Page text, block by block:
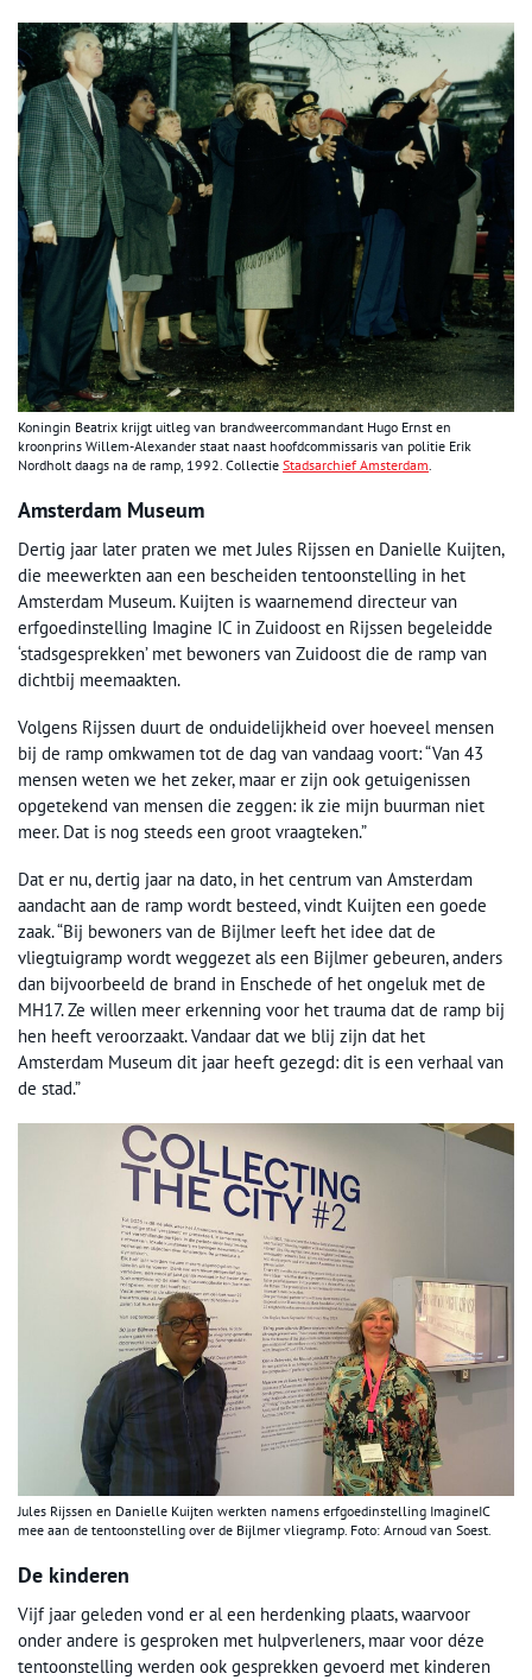
Koningin Beatrix krijgt uitleg van brandweercommandant Hugo Ernst en
kroonprins Willem-Alexander staat naast hoofdcommissaris van politie Erik
Nordholt daags na de ramp, 1992. Collectie Stadsarchief Amsterdam.
Amsterdam Museum
Dertig jaar later praten we met Jules Rijssen en Danielle Kuijten,
die meewerkten aan een bescheiden tentoonstelling in het
Amsterdam Museum. Kuijten is waarnemend directeur van
erfgoedinstelling Imagine IC in Zuidoost en Rijssen begeleidde
‘stadsgesprekken’ met bewoners van Zuidoost die de ramp van
dichtbij meemaakten.
Volgens Rijssen duurt de onduidelijkheid over hoeveel mensen
bij de ramp omkwamen tot de dag van vandaag voort: “Van 43
mensen weten we het zeker, maar er zijn ook getuigenissen
opgetekend van mensen die zeggen: ik zie mijn buurman niet
meer. Dat is nog steeds een groot vraagteken.”
Dat er nu, dertig jaar na dato, in het centrum van Amsterdam
aandacht aan de ramp wordt besteed, vindt Kuijten een goede
zaak. “Bij bewoners van de Bijlmer leeft het idee dat de
vliegtuigramp wordt weggezet als een Bijlmer gebeuren, anders
dan bijvoorbeeld de brand in Enschede of het ongeluk met de
MH17. Ze willen meer erkenning voor het trauma dat de ramp bij
hen heeft veroorzaakt. Vandaar dat we blij zijn dat het
Amsterdam Museum dit jaar heeft gezegd: dit is een verhaal van
de stad.”
Jules Rijssen en Danielle Kuijten werkten namens erfgoedinstelling ImagineIC
mee aan de tentoonstelling over de Bijlmer vliegramp. Foto: Arnoud van Soest.
De kinderen
Vijf jaar geleden vond er al een herdenking plaats, waarvoor
onder andere is gesproken met hulpverleners, maar voor déze
tentoonstelling werden ook gesprekken gevoerd met kinderen